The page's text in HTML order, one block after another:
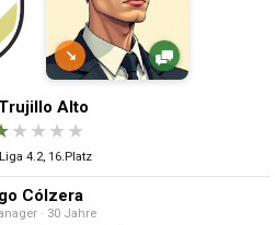
↘
Alto
★ ★ ★ ★
4.2, 16.Platz
Cólzera
· 30 Jahre